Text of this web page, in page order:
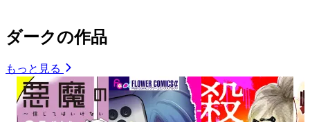
ダークの作品
もっと見る